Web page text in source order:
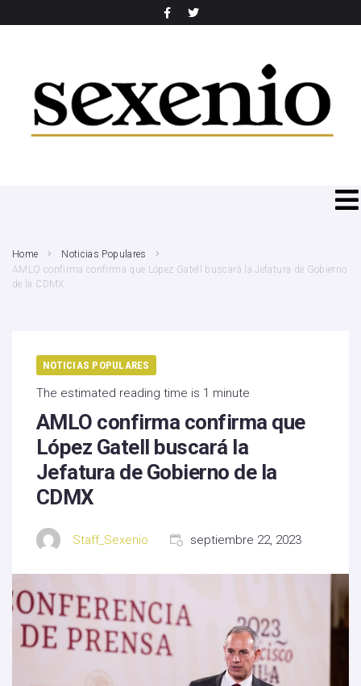
Home
Noticias Populares
AMLO confirma confirma que López Gatell buscará la Jefatura de Gobierno
de la CDMX
NOTICIAS POPULARES
The estimated reading time is 1 minute
AMLO confirma confirma que
López Gatell buscará la
Jefatura de Gobierno de la
CDMX
Staff_Sexenio septiembre 22, 2023
SEARCH THIS WEBSITE